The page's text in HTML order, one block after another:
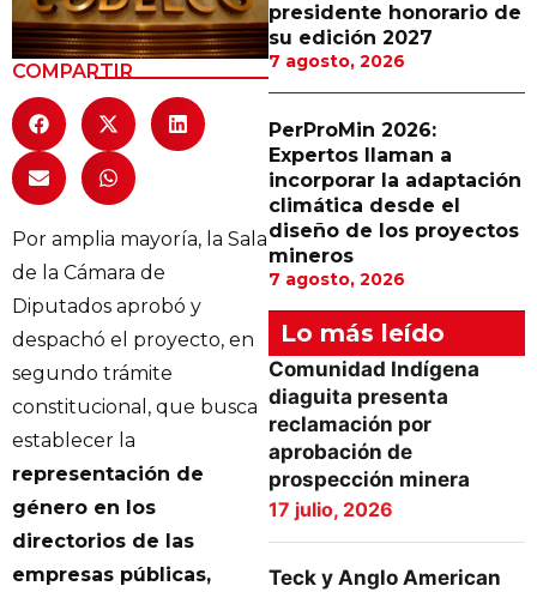
COMPARTIR
Por amplia mayoría, la Sala
de la Cámara de
Diputados aprobó y
despachó el proyecto, en
segundo trámite
constitucional, que busca
establecer la
representación de
género en los
directorios de las
empresas públicas,
presidente honorario de
su edición 2027
7 agosto, 2026
PerProMin 2026:
Expertos llaman a
incorporar la adaptación
climática desde el
diseño de los proyectos
mineros
7 agosto, 2026
Lo más leído
Comunidad Indígena
diaguita presenta
reclamación por
aprobación de
prospección minera
17 julio, 2026
Teck y Anglo American